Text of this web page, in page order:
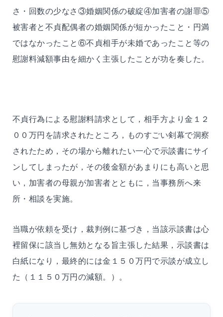
さ・回数の少なさ③婚姻関係の破綻④加害者の謝罪⑤
被害者と不貞配偶者の婚姻関係が短かったこと・円満
ではなかったこと⑥不貞相手が未婚であったこと等の
慰謝料減額事由を細かく主張したことが功を奏した。
不貞行為による慰謝料請求として，相手方より金１２
００万円を請求されたところ，ものすごい剣幕で洞察
されたため，その場から離れたい一心で示談書にサイ
ンしてしまったが，その後金額があまりにも高いと思
い，加害者の母親が加害者とともに，当事務所へ来
所・相談を実施。
当職が依頼を受け，裁判例に基づき，当該示談書は心
裡留保に該当し無効となる旨主張した結果，示談書は
白紙になり，最終的には金１５０万円で示談が成立し
た（１１５０万円の減額。）。